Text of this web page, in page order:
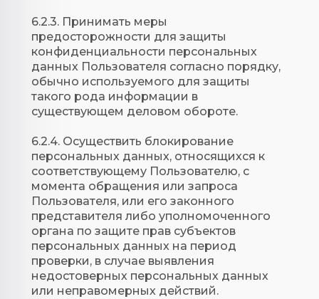
6.2.3. Принимать меры
предосторожности для защиты
конфиденциальности персональных
данных Пользователя согласно порядку,
обычно используемого для защиты
такого рода информации в
существующем деловом обороте.
6.2.4. Осуществить блокирование
персональных данных, относящихся к
соответствующему Пользователю, с
момента обращения или запроса
Пользователя, или его законного
представителя либо уполномоченного
органа по защите прав субъектов
персональных данных на период
проверки, в случае выявления
недостоверных персональных данных
или неправомерных действий.